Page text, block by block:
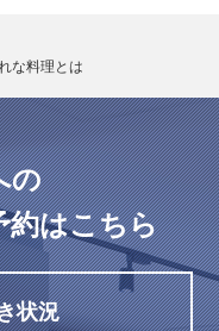
な料理とは
の
約はこちら
状況